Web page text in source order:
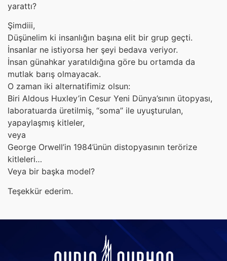
yarattı?
Şimdiii,
Düşünelim ki insanlığın başına elit bir grup geçti.
İnsanlar ne istiyorsa her şeyi bedava veriyor.
İnsan günahkar yaratıldığına göre bu ortamda da
mutlak barış olmayacak.
O zaman iki alternatifimiz olsun:
Biri Aldous Huxley’in Cesur Yeni Dünya’sının ütopyası,
laboratuarda üretilmiş, “soma” ile uyuşturulan,
yapaylaşmış kitleler,
veya
George Orwell’in 1984’ünün distopyasının terörize
kitleleri…
Veya bir başka model?
Teşekkür ederim.